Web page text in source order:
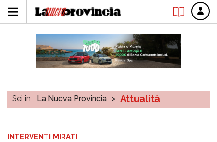
Sei in: La Nuova Provincia > Attualità
INTERVENTI MIRATI